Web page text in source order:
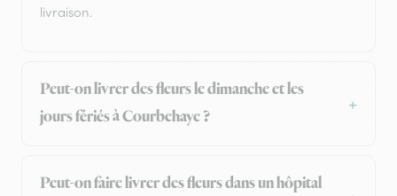
livraison.
Peut-on livrer des fleurs le dimanche et les
jours fériés à Courbehaye ?
Peut-on faire livrer des fleurs dans un hôpital